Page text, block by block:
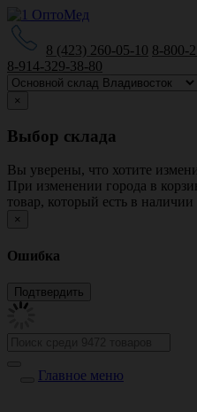
8 (423) 260-05-10 8-800-
8-914-329-38-80
×
Выбор склада
Вы уверены, что хотите
При изменении города в
товар, который есть в
×
Ошибка
Главное меню